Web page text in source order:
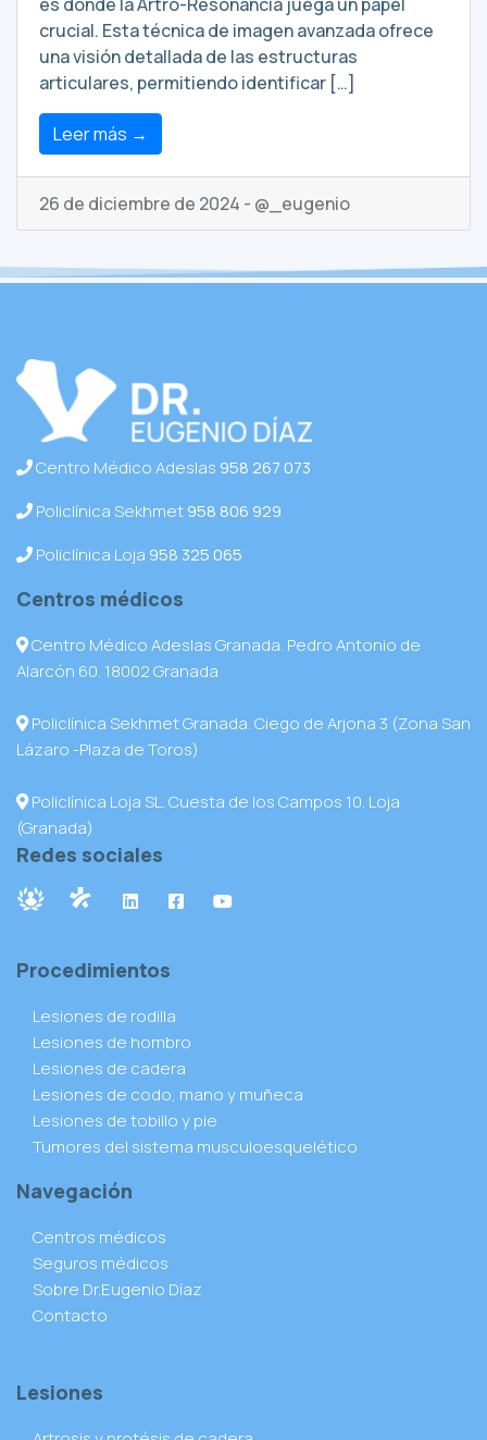
crucial. Esta técnica de imagen avanzada ofrece
una visión detallada de las estructuras
articulares, permitiendo identificar […]
Leer más →
26 de diciembre de 2024 - @_eugenio
Centro Médico Adeslas 958 267 073
Policlínica Sekhmet958 806 929
Policlínica Loja 958 325 065
Centros médicos
Centro Médico Adeslas Granada. Pedro Antonio de
Alarcón 60. 18002 Granada
Policlínica Sekhmet Granada. Ciego de Arjona 3 (Zona San
Lázaro -Plaza de Toros)
Policlínica Loja SL. Cuesta de los Campos 10. Loja
(Granada)
Redes sociales
Procedimientos
Lesiones de rodilla
Lesiones de hombro
Lesiones de cadera
Lesiones de codo, mano y muñeca
Lesiones de tobillo y pie
Tumores del sistema musculoesquelético
Navegación
Centros médicos
Seguros médicos
Sobre Dr.Eugenio Díaz
Contacto
Lesiones